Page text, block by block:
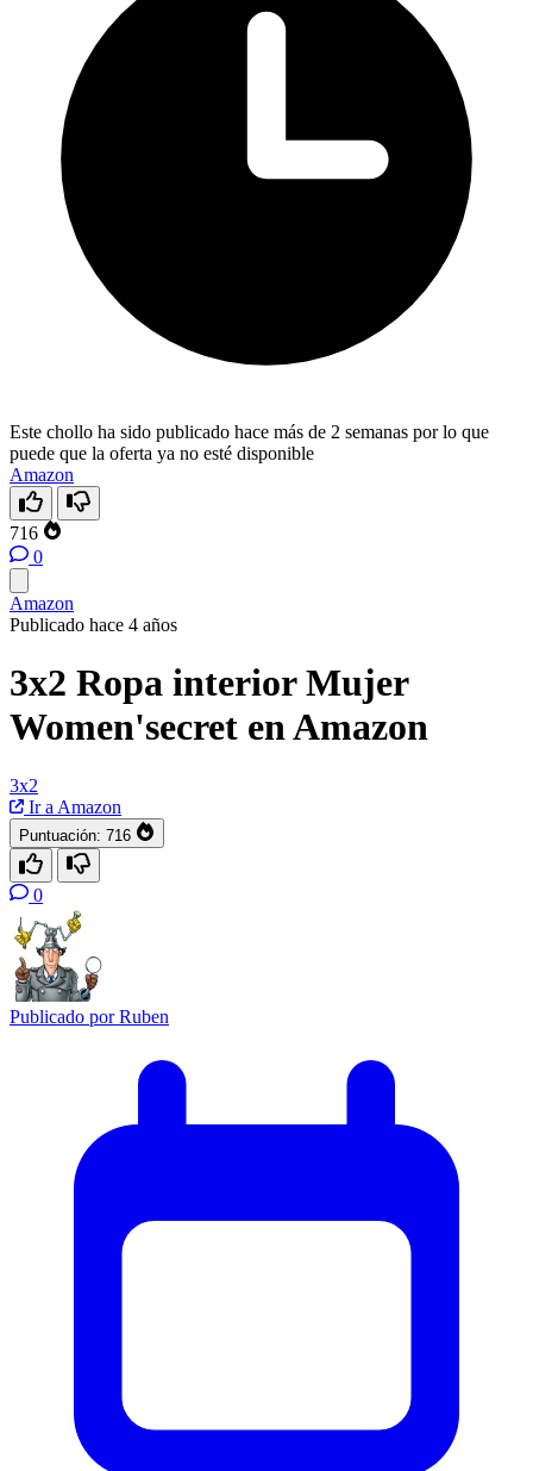
Este chollo ha sido publicado hace más de 2 semanas por lo que
puede que la oferta ya no esté disponible
Amazon
716
0
Amazon
Publicado hace 4 años
3x2 Ropa interior Mujer
Women'secret en Amazon
3x2
Ir a Amazon
Puntuación: 716
0
Publicado porRuben